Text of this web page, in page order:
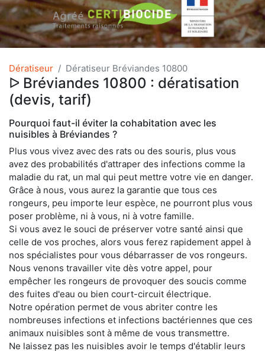
Dératiseur Dératiseur Bréviandes 10800
ᐅ Bréviandes 10800 : dératisation
(devis, tarif)
Pourquoi faut-il éviter la cohabitation avec les
nuisibles à Bréviandes ?
Plus vous vivez avec des rats ou des souris, plus vous
avez des probabilités d'attraper des infections comme la
maladie du rat, un mal qui peut mettre votre vie en danger.
Grâce à nous, vous aurez la garantie que tous ces
rongeurs, peu importe leur espèce, ne pourront plus vous
poser problème, ni à vous, ni à votre famille.
Si vous avez le souci de préserver votre santé ainsi que
celle de vos proches, alors vous ferez rapidement appel à
nos spécialistes pour vous débarrasser de vos rongeurs.
Nous venons travailler vite dès votre appel, pour
empêcher les rongeurs de provoquer des soucis comme
des fuites d'eau ou bien court-circuit électrique.
Notre opération permet de vous abriter contre les
nombreuses infections et infections bactériennes que ces
animaux nuisibles sont à même de vous transmettre.
Ne laissez pas les nuisibles avoir le temps d'établir leurs